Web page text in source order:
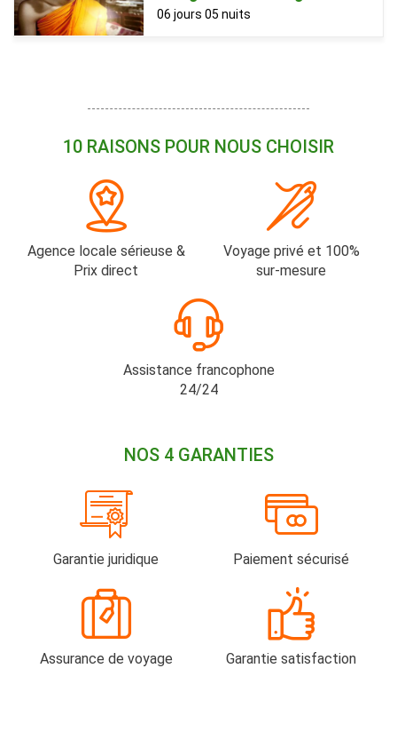
06 jours 05 nuits
10 RAISONS POUR NOUS CHOISIR
Agence locale sérieuse &
Prix direct
Voyage privé et 100%
sur-mesure
Assistance francophone
24/24
NOS 4 GARANTIES
Garantie juridique Paiement sécurisé
Assurance de voyage Garantie satisfaction